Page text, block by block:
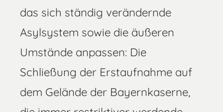
das sich ständig verändernde
Asylsystem sowie die äußeren
Umstände anpassen: Die
Schließung der Erstaufnahme auf
dem Gelände der Bayernkaserne,